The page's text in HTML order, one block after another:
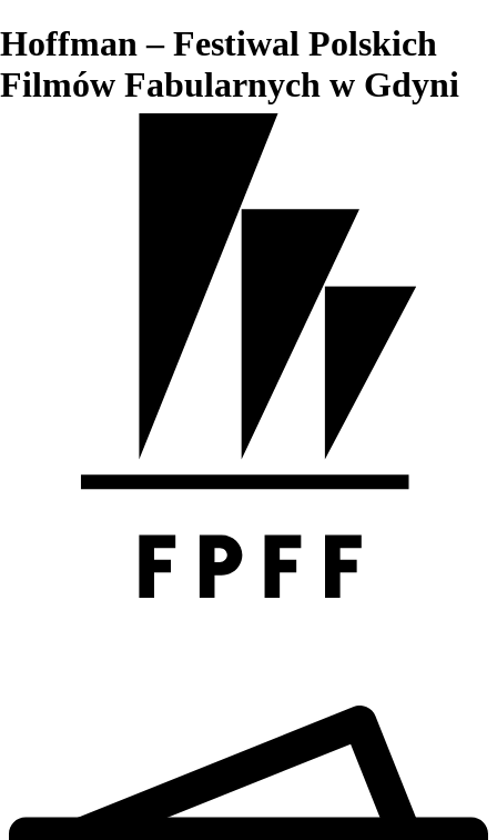
Hoffman – Festiwal Polskich
Filmów Fabularnych w Gdyni